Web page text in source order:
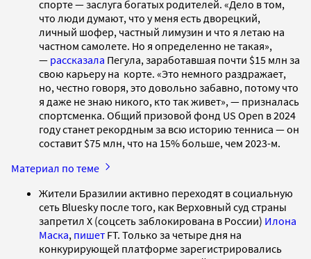
спорте — заслуга богатых родителей. «Дело в том,
что люди думают, что у меня есть дворецкий,
личный шофер, частный лимузин и что я летаю на
частном самолете. Но я определенно не такая»,
— рассказала Пегула, заработавшая почти $15 млн за
свою карьеру на корте. «Это немного раздражает,
но, честно говоря, это довольно забавно, потому что
я даже не знаю никого, кто так живет», — призналась
спортсменка. Общий призовой фонд US Open в 2024
году станет рекордным за всю историю тенниса — он
составит $75 млн, что на 15% больше, чем 2023-м.
Материал по теме
Жители Бразилии активно переходят в социальную
сеть Bluesky после того, как Верховный суд страны
запретил X (соцсеть заблокирована в России) Илона
Маска, пишет FT. Только за четыре дня на
конкурирующей платформе зарегистрировались